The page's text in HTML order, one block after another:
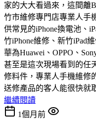
家的大大看過來，這間離
竹市維修專門店專業人手
供常見的iPhone換電池、
竹iPhone維修、新竹iPad
華為Huawei、OPPO、
甚至是這次現場看到的任
修料件，專業人手機維修
送修產品的客人能很快就
繼續閱讀
1個月前